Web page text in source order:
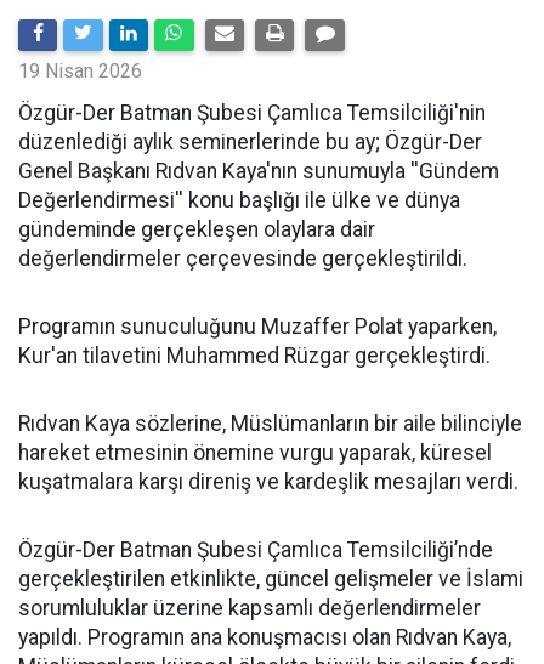
19 Nisan 2026
​Özgür-Der Batman Şubesi Çamlıca Temsilciliği'nin
düzenlediği aylık seminerlerinde bu ay; Özgür-Der
Genel Başkanı Rıdvan Kaya'nın sunumuyla ''Gündem
Değerlendirmesi'' konu başlığı ile ülke ve dünya
gündeminde gerçekleşen olaylara dair
değerlendirmeler çerçevesinde gerçekleştirildi.
Programın sunuculuğunu Muzaffer Polat yaparken,
Kur'an tilavetini Muhammed Rüzgar gerçekleştirdi.
Rıdvan Kaya sözlerine, Müslümanların bir aile bilinciyle
hareket etmesinin önemine vurgu yaparak, küresel
kuşatmalara karşı direniş ve kardeşlik mesajları verdi.
Özgür-Der Batman Şubesi Çamlıca Temsilciliği’nde
gerçekleştirilen etkinlikte, güncel gelişmeler ve İslami
sorumluluklar üzerine kapsamlı değerlendirmeler
yapıldı. Programın ana konuşmacısı olan Rıdvan Kaya,